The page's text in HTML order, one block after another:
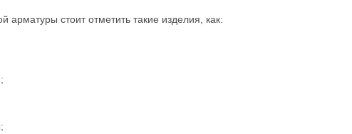
стоит отметить такие изделия, как: